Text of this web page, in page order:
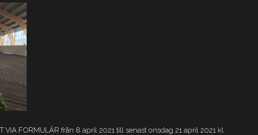
VIA FORMULÄR från 8 april 2021 till senast onsdag 21 april 2021 kl